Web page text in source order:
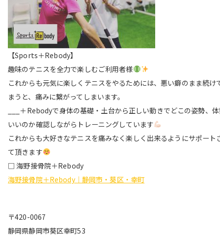
【Sports＋Rebody】
趣味のテニスを全力で楽しむご利用者様
これからも元気に楽しくテニスをやるためには、悪い癖のまま続け
まうと、痛みに繋がってしまいます。
___＋Rebodyで身体の基礎・土台から正しい動きでどこの姿勢、
いいのか確認しながらトレーニングしています
これからも大好きなテニスを痛みなく楽しく出来るようにサポート
て頂きます
□ 海野接骨院＋Rebody
海野接骨院＋Rebody｜静岡市・葵区・幸町
〒420-0067
静岡県静岡市葵区幸町53